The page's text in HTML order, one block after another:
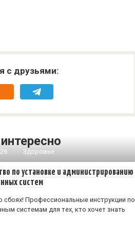
с друзьями:
Здоровье
по установке и администрированию
систем
сбоях! Профессиональные инструкции по
системам для тех, кто хочет знать